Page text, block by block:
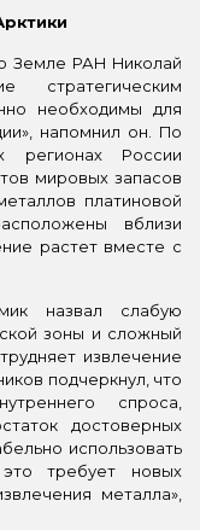
Земле РАН Николай
стратегическим
необходимы для
напомнил он. По
регионах России
мировых запасов
платиновой
вблизи
растет вместе с
назвал слабую
зоны и сложный
извлечение
подчеркнул, что
спроса,
достоверных
использовать
требует новых
металла»,